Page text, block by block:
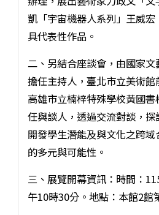
凱「宇宙機器人系列」王威
具代表性作品。
二、另結合座談會，由國家
擔任主持人，臺北市立美術館
高雄市立楠梓特殊學校黃國
任與談人，透過交流對談，探
開發學生潛能及與文化之跨
的多元與可能性。
三、展覽開幕資訊：時間：
午10時30分。地點：本館2館